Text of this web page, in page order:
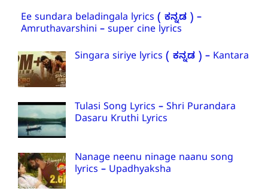
Ee sundara beladingala lyrics ( ಕನ್ನಡ ) –
Amruthavarshini – super cine lyrics
Singara siriye lyrics ( ಕನ್ನಡ ) – Kantara
Tulasi Song Lyrics – Shri Purandara
Dasaru Kruthi Lyrics
Nanage neenu ninage naanu song
lyrics – Upadhyaksha